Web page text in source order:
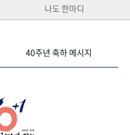
나도 한마디
40주년 축하 메시지